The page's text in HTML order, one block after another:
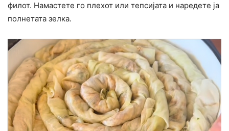
филот. Намастете го плехот или тепсијата и наредете ја
полнетата зелка.